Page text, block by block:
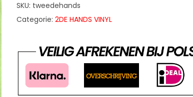
SKU: tweedehands
Categorie: 2DE HANDS VINYL